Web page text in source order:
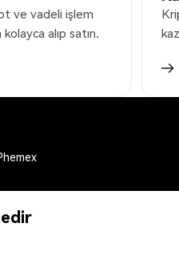
ve vadeli işlem
kolayca alıp satın.